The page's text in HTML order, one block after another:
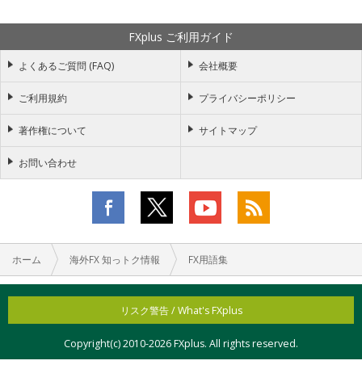
ホーム 海外FX 知っトク情報 FX用語集
FXplus ご利用ガイド
よくあるご質問 (FAQ) 会社概要
ご利用規約 プライバシーポリシー
著作権について サイトマップ
お問い合わせ
リスク警告 / What's FXplus
Copyright(c) 2010-2026 FXplus. All rights reserved.